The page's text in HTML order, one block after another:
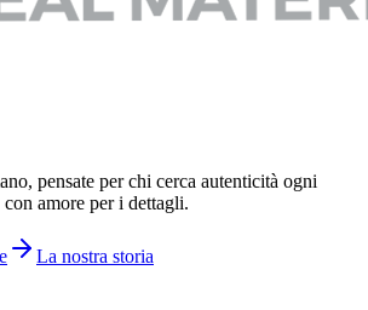
pensate per chi cerca autenticità ogni
amore per i dettagli.
La nostra storia